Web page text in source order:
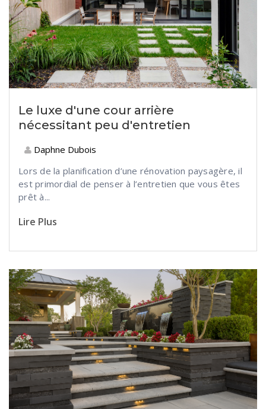
Le luxe d'une cour arrière
nécessitant peu d'entretien
Daphne Dubois
Lors de la planification d’une rénovation paysagère, il
est primordial de penser à l’entretien que vous êtes
prêt à...
Lire Plus